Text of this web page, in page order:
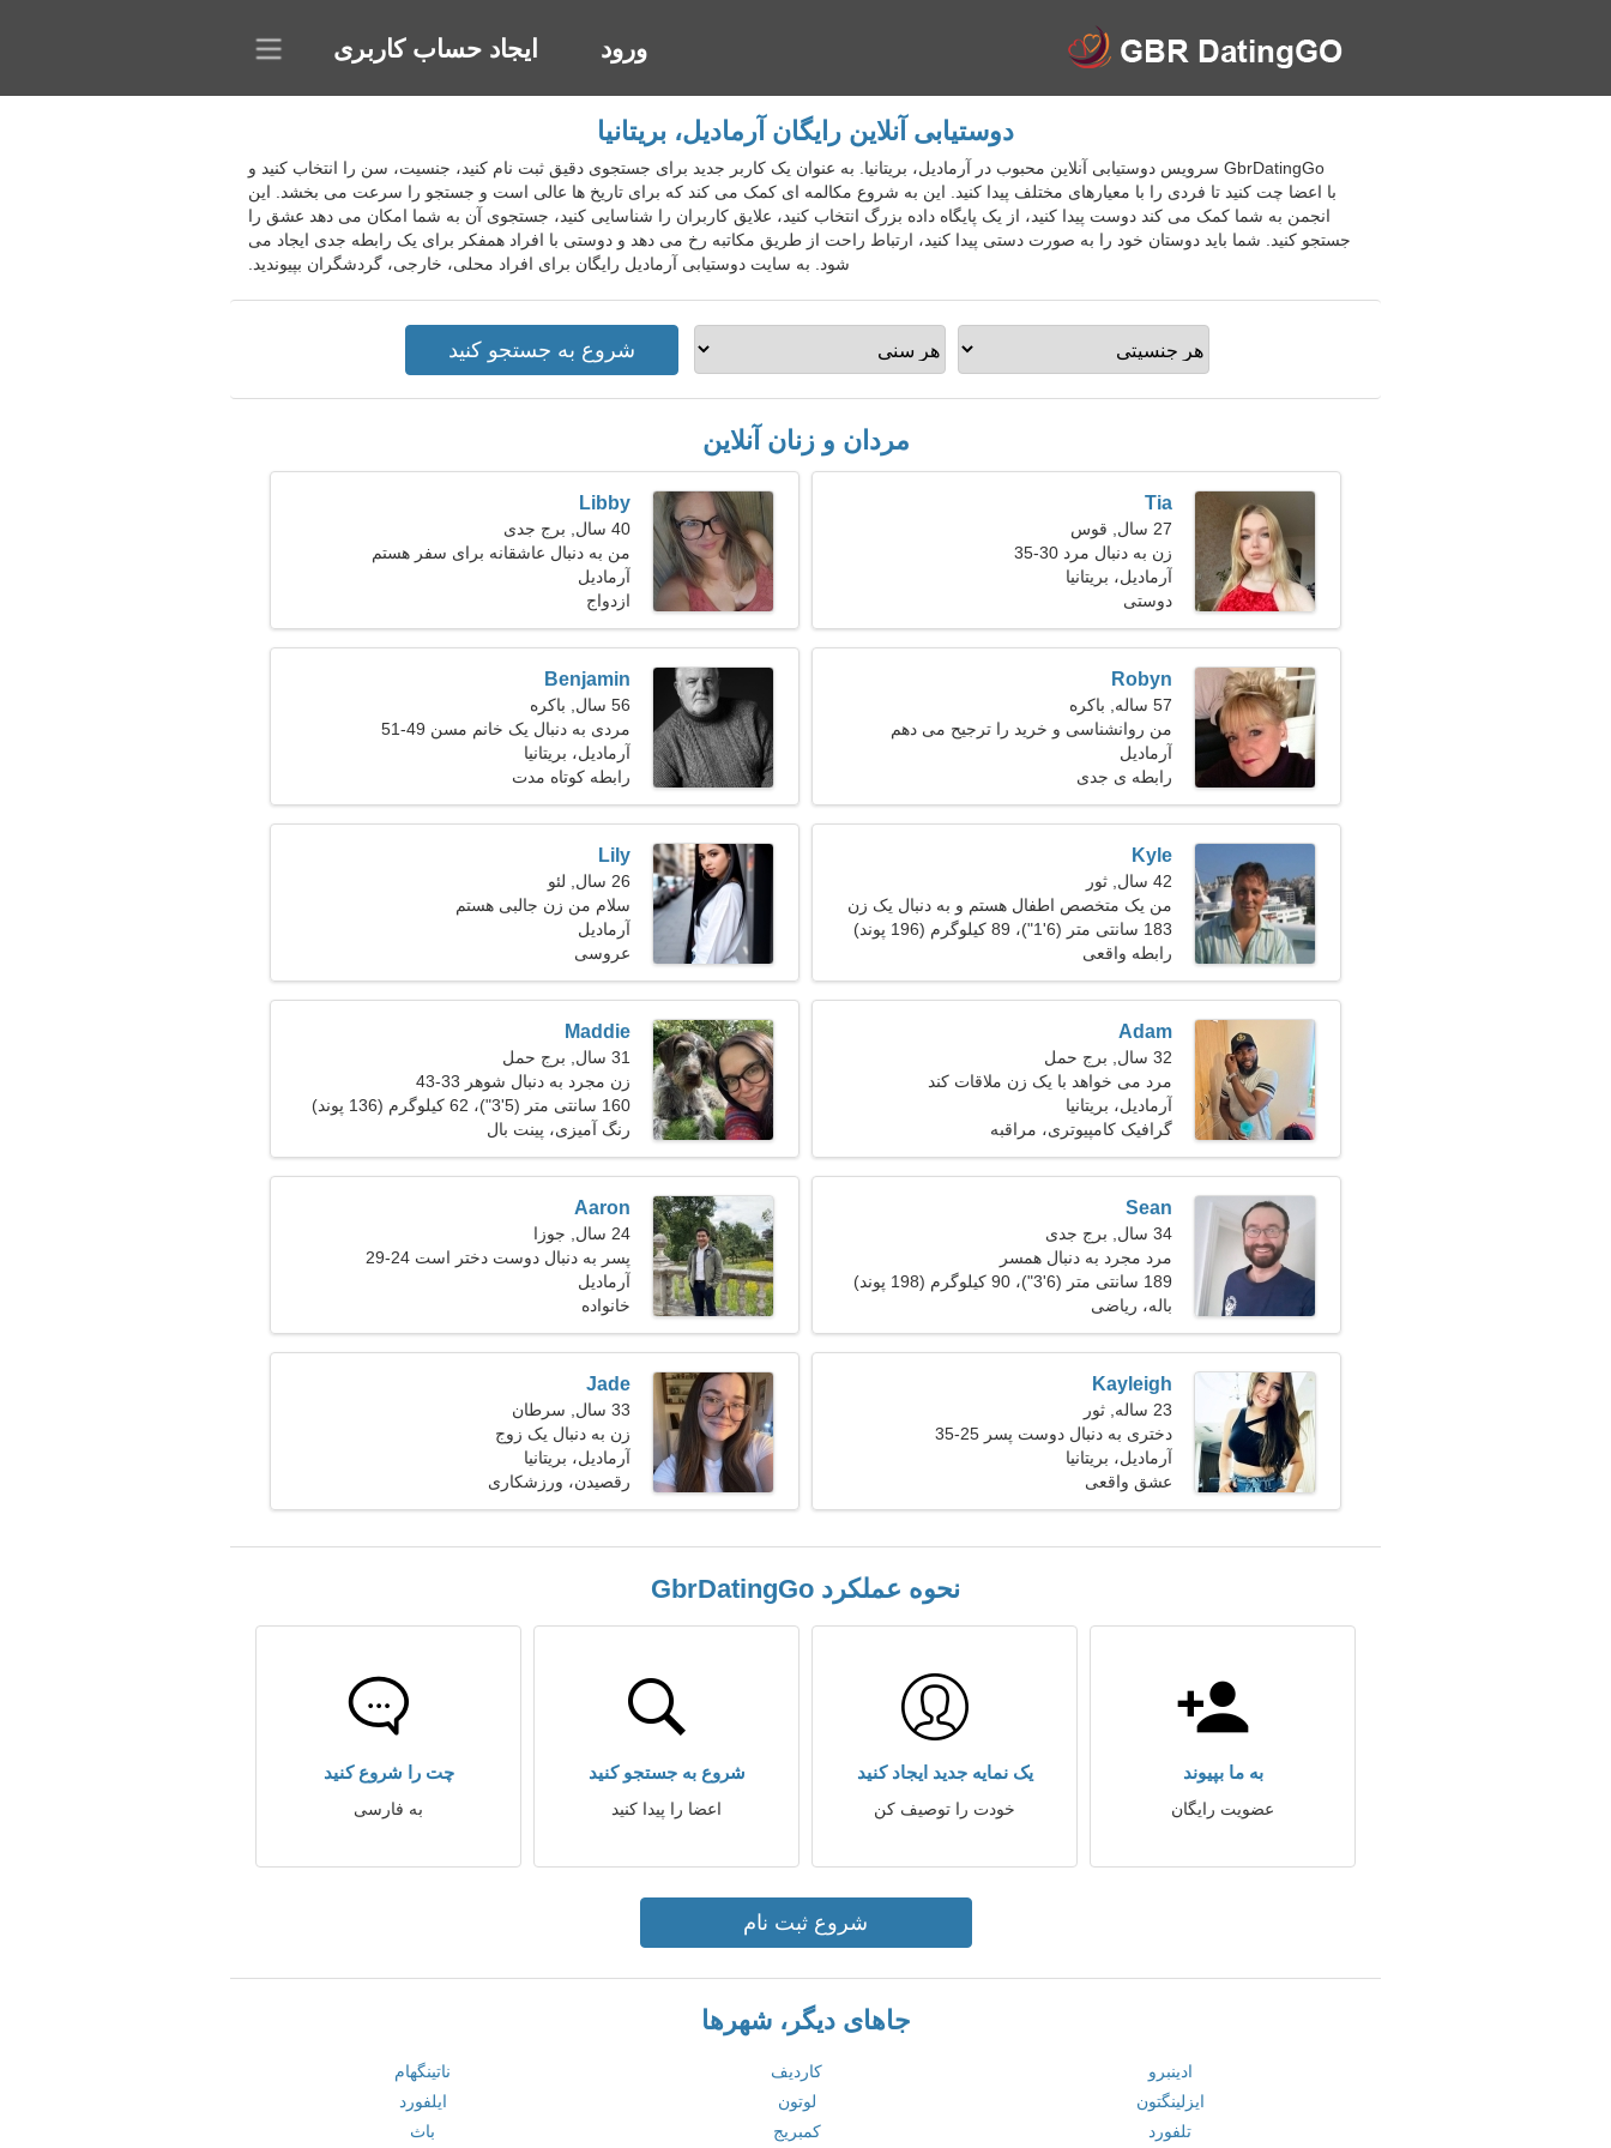
ورود ایجاد حساب کاربری
دوستیابی آنلاین رایگان آرمادیل، بریتانیا
GbrDatingGo سرویس دوستیابی آنلاین محبوب در آرمادیل، بریتانیا. به عنوان یک کاربر جدید برای جستجوی دقیق ثبت نام کنید، جنسیت، سن را انتخاب کنید و
با اعضا چت کنید تا فردی را با معیارهای مختلف پیدا کنید. این به شروع مکالمه ای کمک می کند که برای تاریخ ها عالی است و جستجو را سرعت می بخشد. این
انجمن به شما کمک می کند دوست پیدا کنید، از یک پایگاه داده بزرگ انتخاب کنید، علایق کاربران را شناسایی کنید، جستجوی آن به شما امکان می دهد عشق را
جستجو کنید. شما باید دوستان خود را به صورت دستی پیدا کنید، ارتباط راحت از طریق مکاتبه رخ می دهد و دوستی با افراد همفکر برای یک رابطه جدی ایجاد می
شود. به سایت دوستیابی آرمادیل رایگان برای افراد محلی، خارجی، گردشگران بپیوندید.
مردان و زنان آنلاین
Tia
27 سال, قوس
زن به دنبال مرد 30-35
آرمادیل، بریتانیا
دوستی
Libby
40 سال, برج جدی
من به دنبال عاشقانه برای سفر هستم
آرمادیل
ازدواج
Robyn
57 ساله, باکره
من روانشناسی و خرید را ترجیح می دهم
آرمادیل
رابطه ی جدی
Benjamin
56 سال, باکره
مردی به دنبال یک خانم مسن 49-51
آرمادیل، بریتانیا
رابطه کوتاه مدت
Kyle
42 سال, ثور
من یک متخصص اطفال هستم و به دنبال یک زن
زیبا هستم
183 سانتی متر (6'1")، 89 کیلوگرم (196 پوند)
رابطه واقعی
Lily
26 سال, لئو
سلام من زن جالبی هستم
آرمادیل
عروسی
Adam
32 سال, برج حمل
مرد می خواهد با یک زن ملاقات کند
آرمادیل، بریتانیا
گرافیک کامپیوتری، مراقبه
Maddie
31 سال, برج حمل
زن مجرد به دنبال شوهر 33-43
160 سانتی متر (5'3")، 62 کیلوگرم (136 پوند)
رنگ آمیزی، پینت بال
Sean
34 سال, برج جدی
مرد مجرد به دنبال همسر
189 سانتی متر (6'3")، 90 کیلوگرم (198 پوند)
باله، ریاضی
Aaron
24 سال, جوزا
پسر به دنبال دوست دختر است 24-29
آرمادیل
خانواده
Kayleigh
23 ساله, ثور
دختری به دنبال دوست پسر 25-35
آرمادیل، بریتانیا
عشق واقعی
Jade
33 سال, سرطان
زن به دنبال یک زوج
آرمادیل، بریتانیا
رقصیدن، ورزشکاری
نحوه عملکرد GbrDatingGo
به ما بپیوند
عضویت رایگان
یک نمایه جدید ایجاد کنید
خودت را توصیف کن
شروع به جستجو کنید
اعضا را پیدا کنید
چت را شروع کنید
به فارسی
شروع ثبت نام
جاهای دیگر، شهرها
ادینبرو کاردیف
ناتینگهام
ایزلینگتون
لوتون
ایلفورد
تلفورد
کمبریج باث